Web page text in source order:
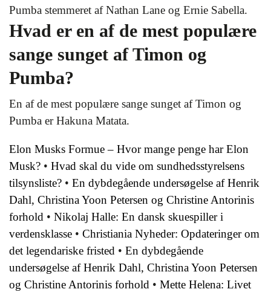
Pumba stemmeret af Nathan Lane og Ernie Sabella.
Hvad er en af de mest populære
sange sunget af Timon og
Pumba?
En af de mest populære sange sunget af Timon og
Pumba er Hakuna Matata.
Elon Musks Formue – Hvor mange penge har Elon
Musk? • Hvad skal du vide om sundhedsstyrelsens
tilsynsliste? • En dybdegående undersøgelse af Henrik
Dahl, Christina Yoon Petersen og Christine Antorinis
forhold • Nikolaj Halle: En dansk skuespiller i
verdensklasse • Christiania Nyheder: Opdateringer om
det legendariske fristed • En dybdegående
undersøgelse af Henrik Dahl, Christina Yoon Petersen
og Christine Antorinis forhold • Mette Helena: Livet